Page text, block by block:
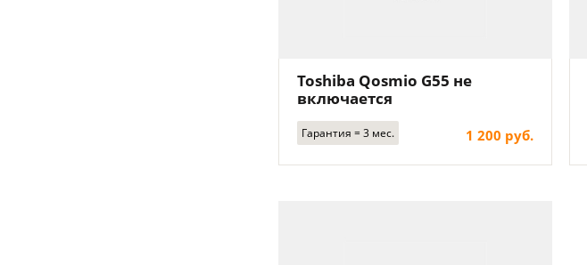
Toshiba Qosmio G55 не
включается
Гарантия = 3 мес. 1 200 руб.